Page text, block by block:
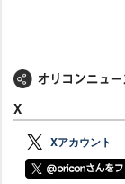
X
Xアカウント